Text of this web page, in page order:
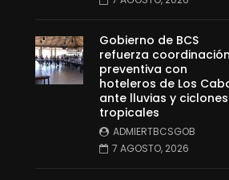
Gobierno de BCS
refuerza coordinación
preventiva con
hoteleros de Los
ante lluvias y ciclones
tropicales
ADMIERTBCSGOB
7 AGOSTO, 2026